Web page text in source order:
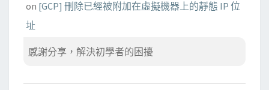
on [GCP] 刪除已經被附加在虛擬機器上的靜態 IP 位
址
感謝分享，解決初學者的困擾